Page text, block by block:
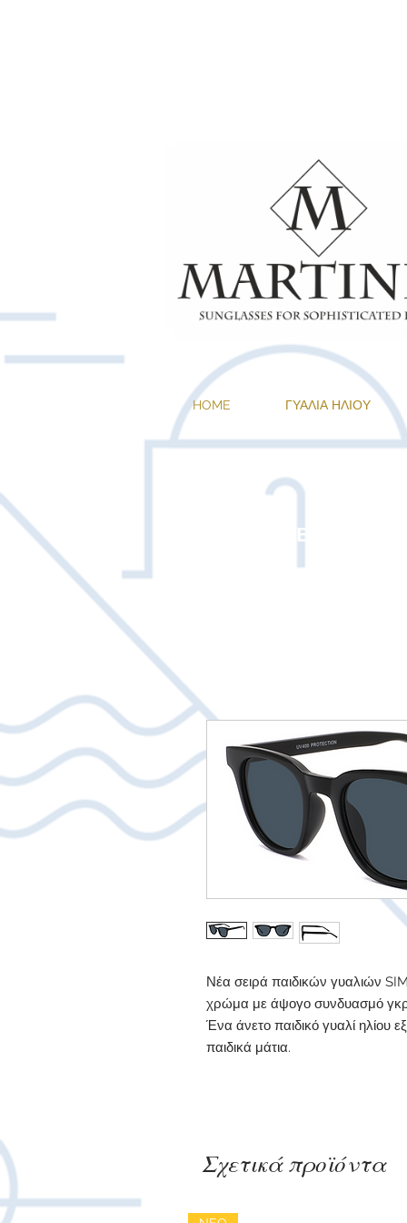
HOME ΓΥΑΛΙΑ ΗΛΙΟΥ
ΕΠΙΛΕΞΤΕ
Νέα σειρά παιδικών γυαλιών
χρώμα με άψογο συνδυασμό
Ένα άνετο παιδικό γυαλί ηλίου
παιδικά μάτια.
Σχετικά προϊόντα